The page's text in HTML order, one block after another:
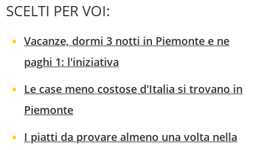
SCELTI PER VOI:
Vacanze, dormi 3 notti in Piemonte e ne
paghi 1: l'iniziativa
Le case meno costose d'Italia si trovano in
Piemonte
I piatti da provare almeno una volta nella